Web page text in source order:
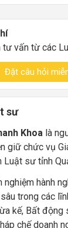
tư vấn từ các
Đặt câu hỏi
sư
Khoa là
giữ chức vụ
Luật sư tỉnh
nghiệm hành
trong các
kế, Bất
chế doanh